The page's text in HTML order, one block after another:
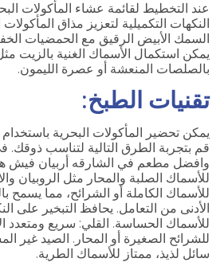
عند التخطيط لقائمة عشاء المأكولات
النكهات التكميلية لتعزيز مذاق المأكولات
السمك الأبيض الرقيق مع الحمضيات
يمكن استكمال الأسماك الغنية بالزيت
بالصلصات المنعشة أو عصرة الليمون.
تقنيات الطبخ:
يمكن تحضير المأكولات البحرية باستخدام
قم بتجربة الطرق التالية لتناسب ذوقك.
وافضل مطعم في الشارقه أربيان فيش
للأسماك الصلبة والمحار مثل الروبيان
للأسماك الكاملة أو الشرائح، مما يسمح
الأدنى من التعامل. يحافظ التبخير على
للأسماك الحساسة. القلي: سريع ومتعدد
للشرائح الصغيرة أو المحار. الصيد
سائل لذيذ، ممتاز للأسماك الطرية.